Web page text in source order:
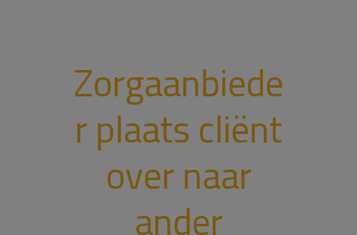
Zorgaanbiede
r plaats cliënt
over naar
ander